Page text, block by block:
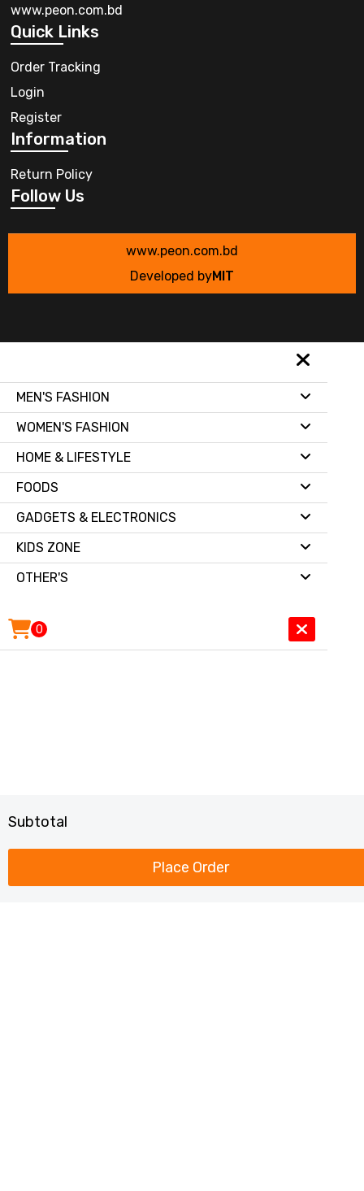
www.peon.com.bd
Quick Links
Order Tracking
Login
Register
Information
Return Policy
Follow Us
www.peon.com.bd
Developed byMIT
MEN'S FASHION
WOMEN'S FASHION
HOME & LIFESTYLE
FOODS
GADGETS & ELECTRONICS
KIDS ZONE
OTHER'S
0
Subtotal
Place Order